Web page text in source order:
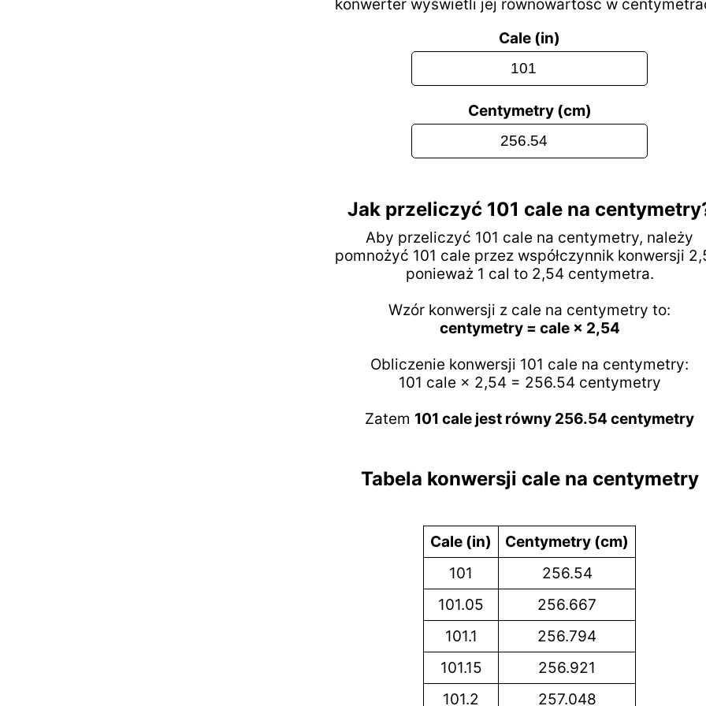
konwerter wyświetli jej równowartość w
Cale (in)
Centymetry (cm)
Jak przeliczyć 101 cale na
Aby przeliczyć 101 cale na centymetry, należy
pomnożyć 101 cale przez współczynnik konwersji
ponieważ 1 cal to 2,54 centymetra.
Wzór konwersji z cale na centymetry to:
centymetry = cale × 2,54
Obliczenie konwersji 101 cale na centymetry:
101 cale × 2,54 = 256.54 centymetry
Zatem 101 cale jest równy 256.54 centymetry
Tabela konwersji cale na centymetry
Cale (in)
Centymetry (cm)
101
256.54
101.05
256.667
101.1
256.794
101.15
256.921
101.2
257.048